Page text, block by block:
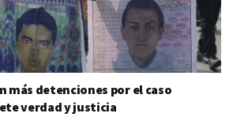
más detenciones por el caso
verdad y justicia